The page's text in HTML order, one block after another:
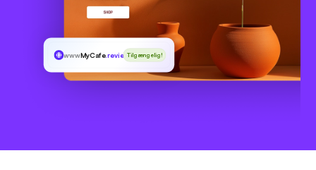
wwwMyCafe.reviewsTilgængelig!